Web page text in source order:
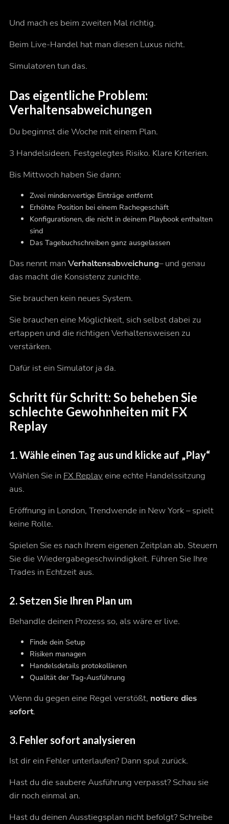
Und mach es beim zweiten Mal richtig.
Beim Live-Handel hat man diesen Luxus nicht.
Simulatoren tun das.
Das eigentliche Problem:
Verhaltensabweichungen
Du beginnst die Woche mit einem Plan.
3 Handelsideen. Festgelegtes Risiko. Klare Kriterien.
Bis Mittwoch haben Sie dann:
Zwei minderwertige Einträge entfernt
Erhöhte Position bei einem Rachegeschäft
Konfigurationen, die nicht in deinem Playbook enthalten
sind
Das Tagebuchschreiben ganz ausgelassen
Das nennt man Verhaltensabweichung– und genau
das macht die Konsistenz zunichte.
Sie brauchen kein neues System.
Sie brauchen eine Möglichkeit, sich selbstdabei zu
ertappen und die richtigen Verhaltensweisen zu
verstärken.
Dafür ist ein Simulator ja da.
Schritt für Schritt: So beheben Sie
schlechte Gewohnheiten mit FX
Replay
1.Wähle einen Tag aus und klicke auf „Play“
Wählen Sie in FX Replay eine echte Handelssitzung
aus.
Eröffnung in London, Trendwende in New York – spielt
keine Rolle.
Spielen Sie es nach Ihrem eigenen Zeitplan ab. Steuern
Sie die Wiedergabegeschwindigkeit. Führen Sie Ihre
Trades in Echtzeit aus.
2.Setzen Sie Ihren Plan um
Behandle deinen Prozess so, als wäre er live.
Finde dein Setup
Risiken managen
Handelsdetails protokollieren
Qualität der Tag-Ausführung
Wenn du gegen eine Regel verstößt, notiere dies
sofort.
3. Fehler sofort analysieren
Ist dir ein Fehler unterlaufen? Dann spul zurück.
Hast du die saubere Ausführung verpasst? Schau sie
dir noch einmal an.
Hast du deinen Ausstiegsplan nicht befolgt? Schreibe